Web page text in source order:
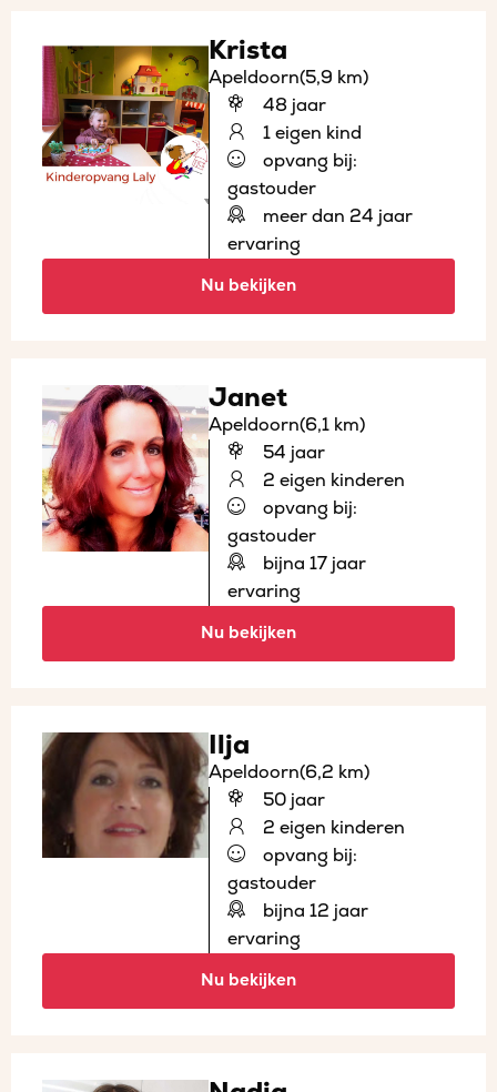
Krista
Apeldoorn(5,9 km)
48 jaar
1 eigen kind
opvang bij:
gastouder
meer dan 24 jaar
ervaring
Nu bekijken
Janet
Apeldoorn(6,1 km)
54 jaar
2 eigen kinderen
opvang bij:
gastouder
bijna 17 jaar
ervaring
Nu bekijken
Ilja
Apeldoorn(6,2 km)
50 jaar
2 eigen kinderen
opvang bij:
gastouder
bijna 12 jaar
ervaring
Nu bekijken